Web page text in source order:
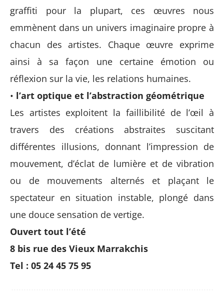
graffiti pour la plupart, ces œuvres nous
emmènent dans un univers imaginaire propre à
chacun des artistes. Chaque œuvre exprime
ainsi à sa façon une certaine émotion ou
réflexion sur la vie, les relations humaines.
• l’art optique et l’abstraction géométrique
Les artistes exploitent la faillibilité de l’œil à
travers des créations abstraites suscitant
différentes illusions, donnant l’impression de
mouvement, d’éclat de lumière et de vibration
ou de mouvements alternés et plaçant le
spectateur en situation instable, plongé dans
une douce sensation de vertige.
Ouvert tout l’été
8 bis rue des Vieux Marrakchis
Tel : 05 24 45 75 95